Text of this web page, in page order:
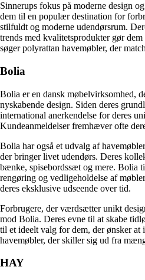
Sinnerups fokus på moderne design
dem til en populær destination for
stilfuldt og moderne udendørsrum.
trends med kvalitetsprodukter gør
søger polyrattan havemøbler, der
Bolia
Bolia er en dansk møbelvirksomhed,
nyskabende design. Siden deres
international anerkendelse for deres
Kundeanmeldelser fremhæver ofte
Bolia har også et udvalg af
der bringer livet udendørs. Deres
bænke, spisebordssæt og mere. Bolia
rengøring og vedligeholdelse af
deres eksklusive udseende over tid.
Forbrugere, der værdsætter unikt
mod Bolia. Deres evne til at skabe
til et ideelt valg for dem, der ønsker at
havemøbler, der skiller sig ud fra
HAY